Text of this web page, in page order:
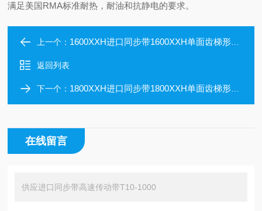
满足美国RMA标准耐热，耐油和抗静电的要求。
上一个： 1600XXH进口同步带1600XXH单面齿梯形同步带工业皮带
返回列表
下一个： 1800XXH进口同步带1800XXH单面齿梯形同步带工业皮带
在线留言